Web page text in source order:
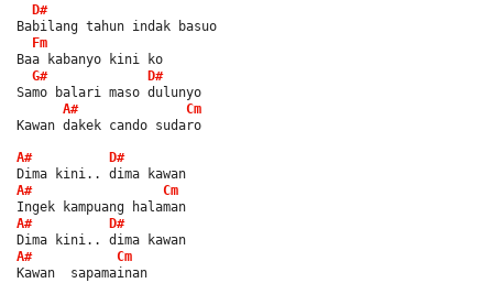
D#
Babilang tahun indak basuo
Fm
Baa kabanyo kini ko
G#
D#
Samo balari maso dulunyo
A#
Cm
Kawan dakek cando sudaro
A#
D#
Dima kini.. dima kawan
A#
Cm
Ingek kampuang halaman
A#
D#
Dima kini.. dima kawan
A#
Cm
Kawan  sapamainan